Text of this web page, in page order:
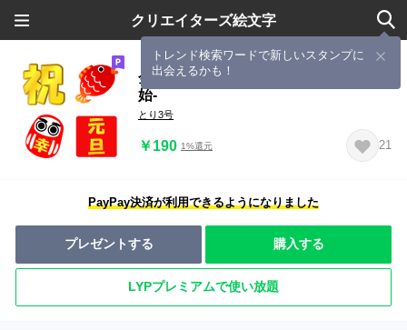
クリエイターズ絵文字
トレンド検索ワードで新しいスタンプに
出会えるかも！
金色デコ文字 -お祝い-・絵文字 -年末年
始-
とり3号
￥190 1%還元 21
PayPay決済が利用できるようになりました
プレゼントする 購入する
LYPプレミアムで使い放題